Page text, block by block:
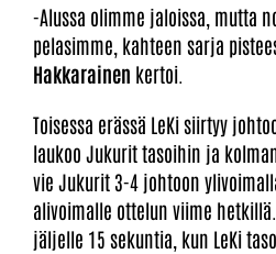
-Alussa olimme jaloissa, mutta
pelasimme, kahteen sarja
Hakkarainen kertoi.
Toisessa erässä LeKi siirtyy
laukoo Jukurit tasoihin ja
vie Jukurit 3-4 johtoon
alivoimalle ottelun viime
jäljelle 15 sekuntia, kun LeKi